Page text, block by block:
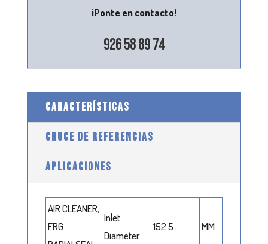
¡Ponte en contacto!
926 58 89 74
CARACTERÍSTICAS
CRUCE DE REFERENCIAS
APLICACIONES
AIR CLEANER,
FRG
Inlet
Diameter
152.5 MM